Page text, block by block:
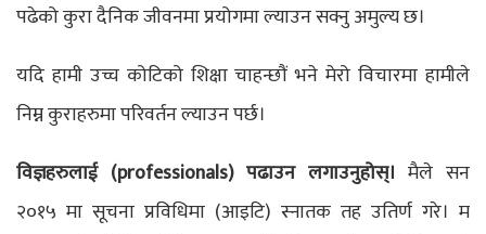
पढेको कुरा दैनिक जीवनमा प्रयोगमा ल्याउन सक्नु अमुल्य छ।
यदि हामी उच्च कोटिको शिक्षा चाहन्छौं भने मेरो विचारमा हामीले
निम्न कुराहरुमा परिवर्तन ल्याउन पर्छ।
विज्ञहरुलाई (professionals) पढाउन लगाउनुहोस्।मैले सन
२०१५ मा सूचना प्रविधिमा (आइटि) स्नातक तह उतिर्ण गरे। म